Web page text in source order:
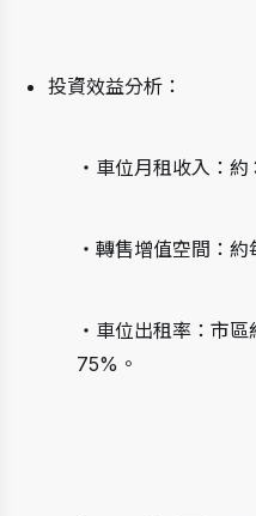
投資效益分析：
・車位月租收入：
・轉售增值空間：
・車位出租率：市
75%。